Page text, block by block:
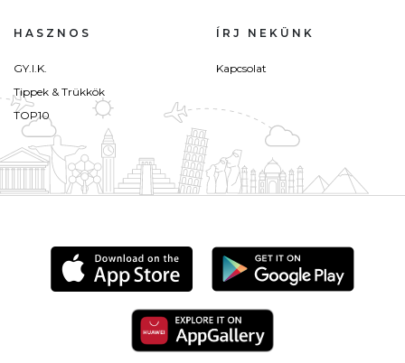
HASZNOS
GY.I.K.
Tippek & Trükkök
TOP10
ÍRJ NEKÜNK
Kapcsolat